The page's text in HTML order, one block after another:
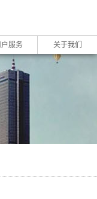
户服务 关于我们